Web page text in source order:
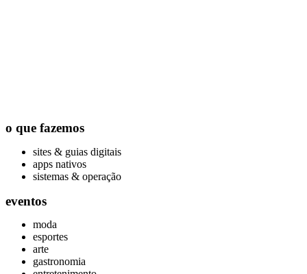
o que fazemos
sites & guias digitais
apps nativos
sistemas & operação
eventos
moda
esportes
arte
gastronomia